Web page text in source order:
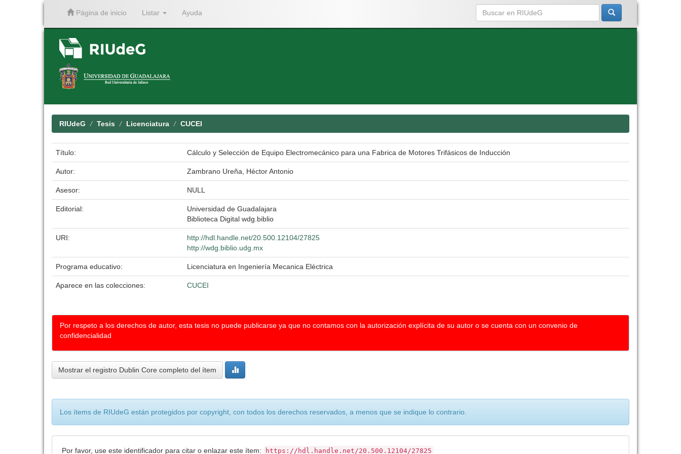
Página de inicio Listar Ayuda
RIUdeG Tesis Licenciatura CUCEI
Título: Cálculo y Selección de Equipo Electromecánico para una Fabrica de Motores Trifásicos de Inducción
Autor: Zambrano Ureña, Héctor Antonio
Asesor: NULL
Editorial:
Universidad de Guadalajara
Biblioteca Digital wdg.biblio
URI:
http://hdl.handle.net/20.500.12104/27825
http://wdg.biblio.udg.mx
Programa educativo: Licenciatura en Ingeniería Mecanica Eléctrica
Aparece en las colecciones: CUCEI
Por respeto a los derechos de autor, esta tesis no puede publicarse ya que no contamos con la autorización explícita de su autor o se cuenta con un convenio de
confidencialidad
Mostrar el registro Dublin Core completo del ítem
Los ítems de RIUdeG están protegidos por copyright, con todos los derechos reservados, a menos que se indique lo contrario.
Por favor, use este identificador para citar o enlazar este ítem: https://hdl.handle.net/20.500.12104/27825